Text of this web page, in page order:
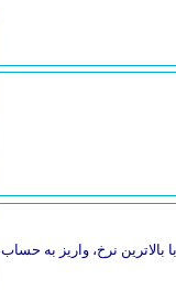
بالاترین نرخ، واریز به حساب